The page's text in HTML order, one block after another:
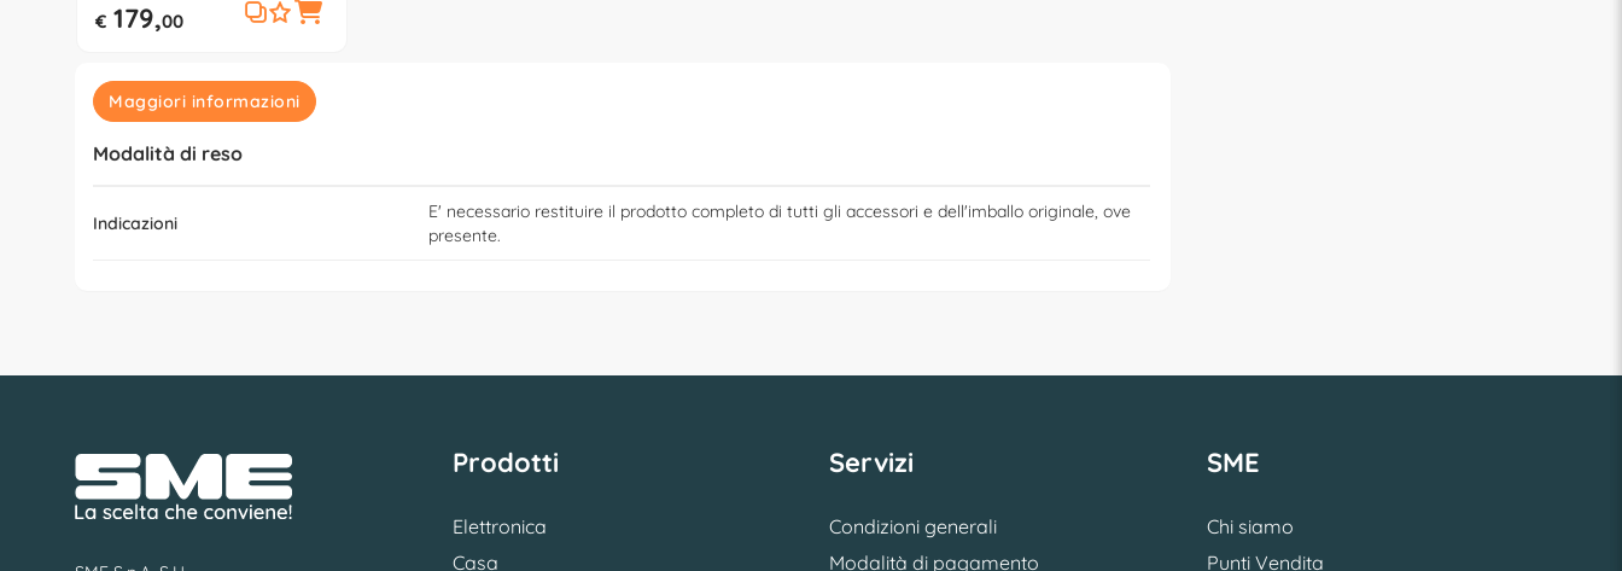
€ 179,00
Maggiori informazioni
Modalità di reso
Indicazioni
E' necessario restituire il prodotto completo di tutti gli accessori e dell'imballo originale, ove
presente.
Prodotti
Elettronica
Casa
Servizi
Condizioni generali
Modalità di pagamento
SME
Chi siamo
Punti Vendita